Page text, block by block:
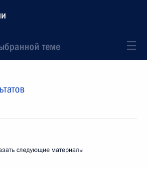
теме
следующие материалы